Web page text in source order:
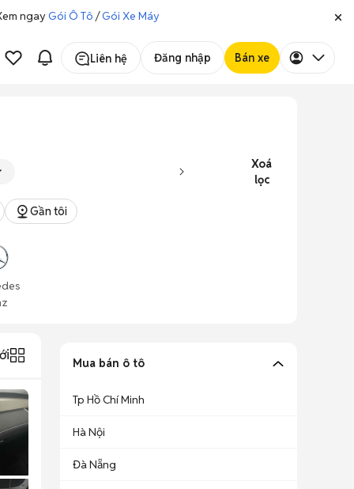
ngayGói Ô Tô /Gói Xe Máy
Liên hệ Đăng nhập Bán xe
Xoá
lọc
Gần tôi
Mua bán ô tô
Tp Hồ Chí Minh
Hà Nội
Đà Nẵng